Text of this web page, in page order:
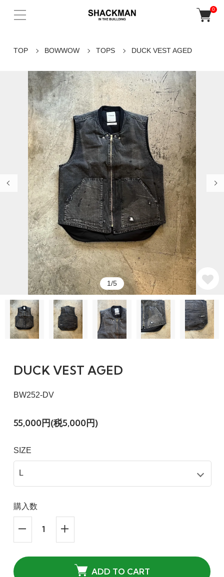
0
TOP BOWWOW TOPS DUCK VEST AGED
1/5
DUCK VEST AGED
BW252-DV
55,000円(税5,000円)
SIZE
購入数
ADD TO CART